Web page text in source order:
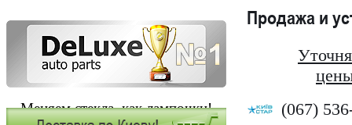
Меняем стекла, как лампочки!
Продажа и
(067)